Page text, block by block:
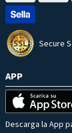
Secure
APP
Descarga la App